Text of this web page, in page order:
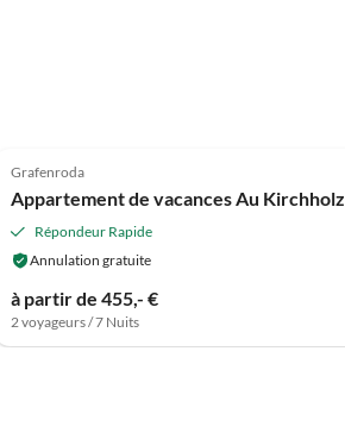
Grafenroda
Appartement de vacances Au Kirchholz
Répondeur Rapide
Annulation gratuite
à partir de 455,- €
2 voyageurs / 7 Nuits